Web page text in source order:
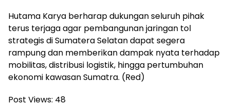
Hutama Karya berharap dukungan seluruh pihak
terus terjaga agar pembangunan jaringan tol
strategis di Sumatera Selatan dapat segera
rampung dan memberikan dampak nyata terhadap
mobilitas, distribusi logistik, hingga pertumbuhan
ekonomi kawasan Sumatra. (Red)
Post Views: 48